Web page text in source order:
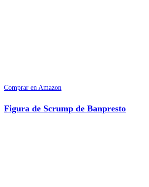
Comprar en Amazon
Figura de Scrump de Banpresto